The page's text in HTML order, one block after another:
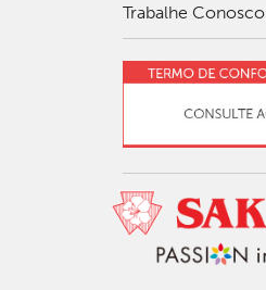
Trabalhe Conosco